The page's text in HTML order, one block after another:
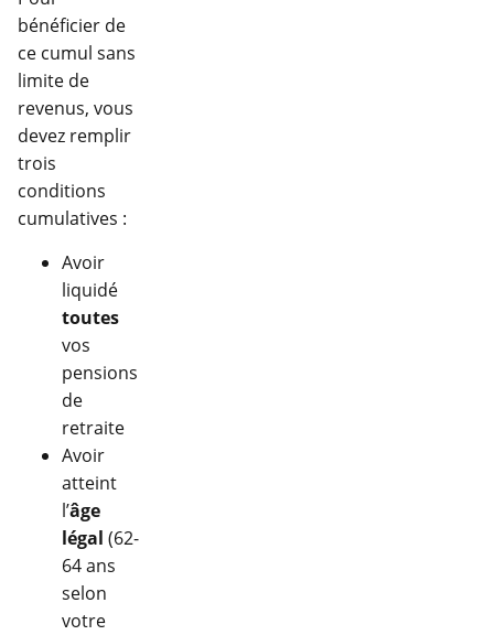
bénéficier de
ce cumul sans
limite de
revenus, vous
devez remplir
trois
conditions
cumulatives :
Avoir
liquidé
toutes
vos
pensions
de
retraite
Avoir
atteint
l’âge
légal (62-
64 ans
selon
votre